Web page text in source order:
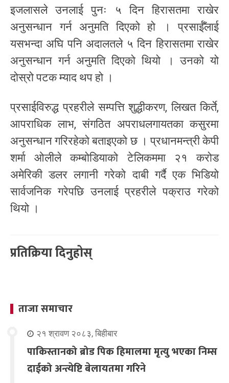
इजलासले उनलाई पुनः ५ दिन हिरासतमा राखेर
अनुसन्धान गर्न अनुमति दिएको हो । प्रसाईँलाई
यसभन्दा अघि पनि अदालतले ५ दिन हिरासतमा राखेर
अनुसन्धान गर्न अनुमति दिएको थियो । उनको यो
दोस्रो पटक म्याद थप हो ।
प्रसाईविरुद्ध प्रहरीले सम्पत्ति शुद्धीकरण, लिखत किर्ते,
आपराधिक लाभ, संगठित अपराधलगायतका कसुरमा
अनुसन्धान गरिरहेको बताइएको छ । प्रधानमन्त्री केपी
शर्मा ओलीले कम्बोडियाको टेलिकममा २१ करोड
अमेरिकी डलर लगानी गरेको दाबी गर्दै एक भिडियो
सार्वजनिक गरेपछि उनलाई प्रहरीले पक्राउ गरेको
थियो ।
प्रतिक्रिया दिनुहोस्
ताजा समाचार
२१ श्रावण २०८३, बिहीबार
पाकिस्तानको ब्रोड पिक हिमालमा मृत्यु भएका निम्स
दाईको अन्त्येष्टि बेलायतमा गरिने